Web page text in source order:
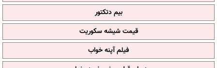
بیم دتکتور
قیمت شیشه سکوریت
فیلم آپنه خواب